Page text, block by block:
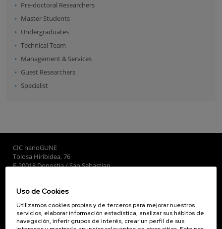
Pre-doctoral Researchers
Master Students
Undergraduates
Technical Team
Management & Services
Guest Researchers
Specialist
CIC nanoGUNE
Tolosa Hiribidea, 76
E-20018 Donostia / San Sebastian
Subscribe to our Newsletter
nanoGUNE
Uso de Cookies
Utilizamos cookies propias y de terceros para mejorar nuestros
servicios, elaborar información estadística, analizar sus hábitos de
navegación, inferir grupos de interés, crear un perfil de sus